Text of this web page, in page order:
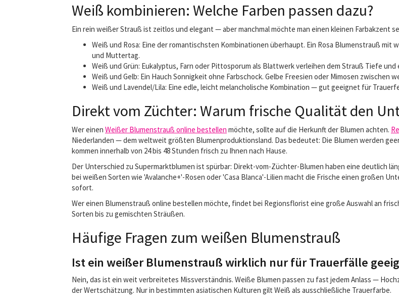
Weiß kombinieren: Welche Farben passen dazu?
Ein rein weißer Strauß ist zeitlos und elegant — aber manchmal möchte man einen kleinen Farbakzent
Weiß und Rosa: Eine der romantischsten Kombinationen überhaupt. Ein Rosa Blumenstrauß
und Muttertag.
Weiß und Grün: Eukalyptus, Farn oder Pittosporum als Blattwerk verleihen dem Strauß Tiefe
Weiß und Gelb: Ein Hauch Sonnigkeit ohne Farbschock. Gelbe Freesien oder Mimosen zwischen
Weiß und Lavendel/Lila: Eine edle, leicht melancholische Kombination — gut geeignet für
Direkt vom Züchter: Warum frische Qualität den
Wer einen Weißer Blumenstrauß online bestellen möchte, sollte auf die Herkunft der Blumen achten.
Niederlanden — dem weltweit größten Blumenproduktionsland. Das bedeutet: Die Blumen werden
kommen innerhalb von 24 bis 48 Stunden frisch zu Ihnen nach Hause.
Der Unterschied zu Supermarktblumen ist spürbar: Direkt-vom-Züchter-Blumen haben eine deutlich
bei weißen Sorten wie 'Avalanche+'-Rosen oder 'Casa Blanca'-Lilien macht die Frische einen großen
sofort.
Wer einen Blumenstrauß online bestellen möchte, findet bei Regionsflorist eine große Auswahl an
Sorten bis zu gemischten Sträußen.
Häufige Fragen zum weißen Blumenstrauß
Ist ein weißer Blumenstrauß wirklich nur für Trauerfälle
Nein, das ist ein weit verbreitetes Missverständnis. Weiße Blumen passen zu fast jedem Anlass —
der Wertschätzung. Nur in bestimmten asiatischen Kulturen gilt Weiß als ausschließliche Trauerfarbe.